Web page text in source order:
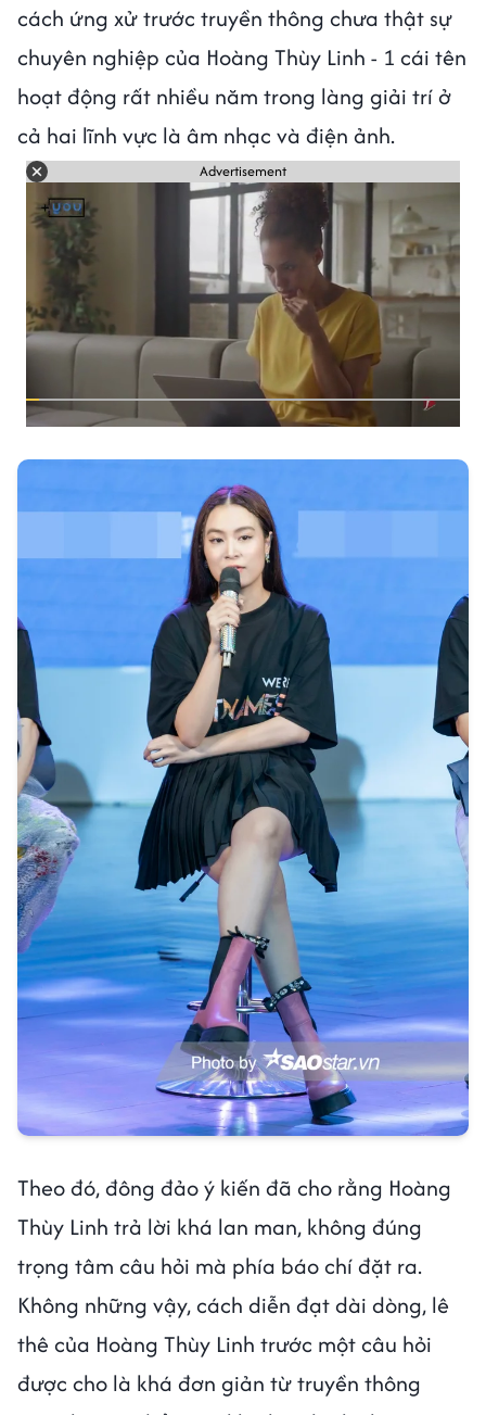
cách ứng xử trước truyền thông chưa thật sự
chuyên nghiệp của Hoàng Thùy Linh - 1 cái tên
hoạt động rất nhiều năm trong làng giải trí ở
cả hai lĩnh vực là âm nhạc và điện ảnh.
Advertisement
Theo đó, đông đảo ý kiến đã cho rằng Hoàng
Thùy Linh trả lời khá lan man, không đúng
trọng tâm câu hỏi mà phía báo chí đặt ra.
Không những vậy, cách diễn đạt dài dòng, lê
thê của Hoàng Thùy Linh trước một câu hỏi
được cho là khá đơn giản từ truyền thông